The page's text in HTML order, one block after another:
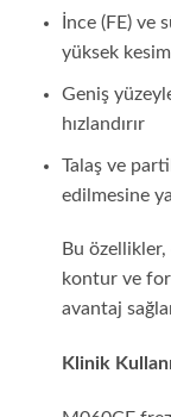
İnce (FE) ve
yüksek
Geniş
hızlandırır
Talaş ve
edilmesine
Bu
kontur ve
avantaj
Klinik